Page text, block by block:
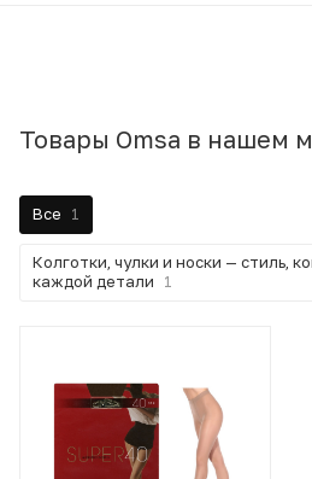
Товары Omsa в нашем
Все 1
Колготки, чулки и носки — стиль,
каждой детали
1